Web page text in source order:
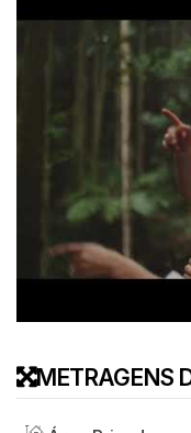
METRAGENS